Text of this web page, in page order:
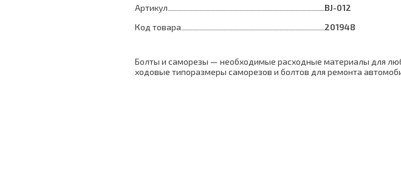
Артикул
BJ-012
Код товара
201948
Болты и саморезы — необходимые расходные материалы для
ходовые типоразмеры саморезов и болтов для ремонта